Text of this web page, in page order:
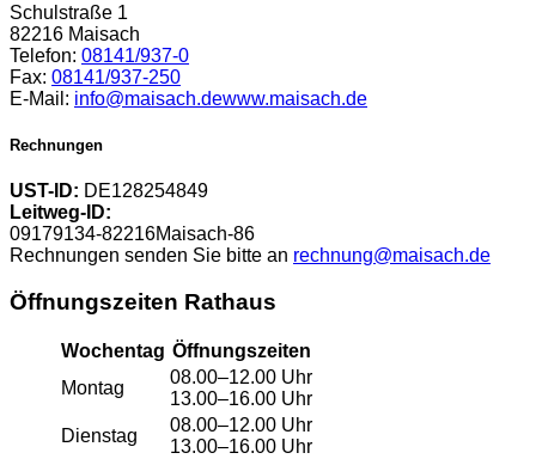
Schulstraße 1
82216 Maisach
Telefon: 08141/937-0
Fax: 08141/937-250
E-Mail: info@maisach.dewww.maisach.de
Rechnungen
UST-ID: DE128254849
Leitweg-ID:
09179134-82216Maisach-86
Rechnungen senden Sie bitte an rechnung@maisach.de
Öffnungszeiten Rathaus
Wochentag Öffnungszeiten
Montag
08.00–12.00 Uhr
13.00–16.00 Uhr
Dienstag
08.00–12.00 Uhr
13.00–16.00 Uhr